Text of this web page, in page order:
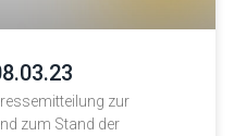
zur
zum Stand der